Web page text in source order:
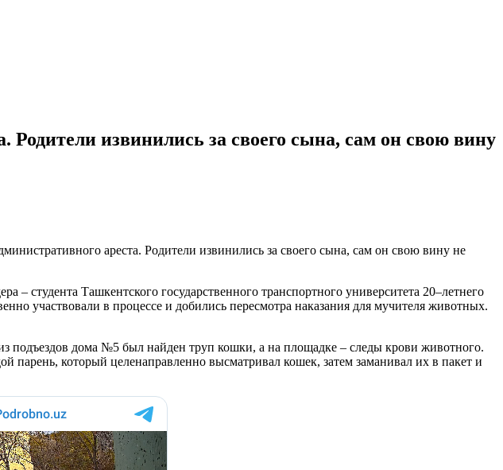
Родители извинились за своего сына, сам он свою вину
ареста. Родители извинились за своего сына, сам он свою вину не
– студента Ташкентского государственного транспортного университета 20–летнего
участвовали в процессе и добились пересмотра наказания для мучителя животных.
подъездов дома №5 был найден труп кошки, а на площадке – следы крови животного.
парень, который целенаправленно высматривал кошек, затем заманивал их в пакет и